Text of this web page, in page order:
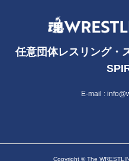
任意団体レスリング・
E-mail :
Copyright © The